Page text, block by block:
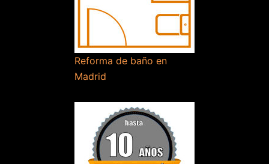
Reforma de baño en
Madrid